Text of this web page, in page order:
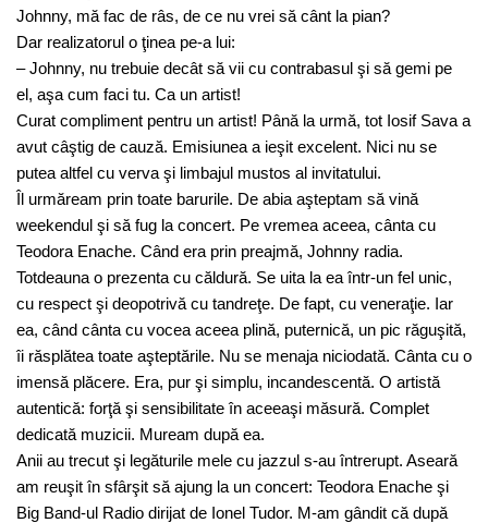
Johnny, mă fac de râs, de ce nu vrei să cânt la pian?
Dar realizatorul o ţinea pe-a lui:
– Johnny, nu trebuie decât să vii cu contrabasul şi să gemi pe
el, aşa cum faci tu. Ca un artist!
Curat compliment pentru un artist! Până la urmă, tot Iosif Sava a
avut câştig de cauză. Emisiunea a ieşit excelent. Nici nu se
putea altfel cu verva şi limbajul mustos al invitatului.
Îl urmăream prin toate barurile. De abia aşteptam să vină
weekendul şi să fug la concert. Pe vremea aceea, cânta cu
Teodora Enache. Când era prin preajmă, Johnny radia.
Totdeauna o prezenta cu căldură. Se uita la ea într-un fel unic,
cu respect şi deopotrivă cu tandreţe. De fapt, cu veneraţie. Iar
ea, când cânta cu vocea aceea plină, puternică, un pic răguşită,
îi răsplătea toate aşteptările. Nu se menaja niciodată. Cânta cu o
imensă plăcere. Era, pur şi simplu, incandescentă. O artistă
autentică: forţă şi sensibilitate în aceeaşi măsură. Complet
dedicată muzicii. Muream după ea.
Anii au trecut şi legăturile mele cu jazzul s-au întrerupt. Aseară
am reuşit în sfârşit să ajung la un concert: Teodora Enache şi
Big Band-ul Radio dirijat de Ionel Tudor. M-am gândit că după